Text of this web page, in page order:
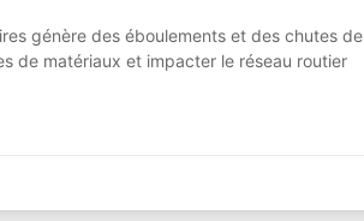
génère des éboulements et des chutes de
de matériaux et impacter le réseau routier